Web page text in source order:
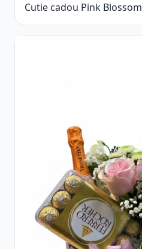
Cutie cadou Pink